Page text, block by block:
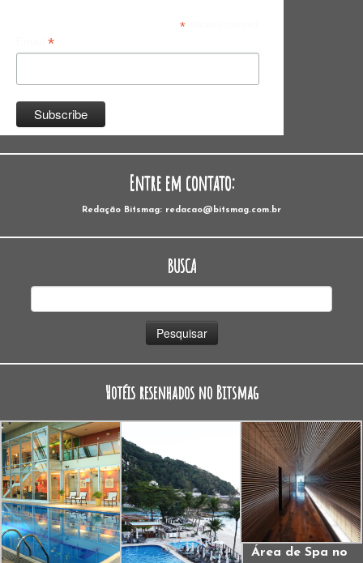
*indicates required
*
Entre em contato:
Redação Bitsmag: redacao@bitsmag.com.br
BUSCA
Hotéis resenhados no Bitsmag
Área de Spa no